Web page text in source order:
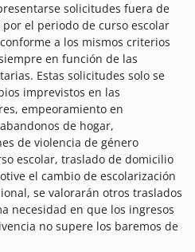
solicitudes fuera de
el periodo de curso escolar
a los mismos criterios
en función de las
Estas solicitudes solo se
imprevistos en las
empeoramiento en
de hogar,
de violencia de género
escolar, traslado de domicilio
el cambio de escolarización
se valorarán otros traslados
necesidad en que los ingresos
no supere los baremos de